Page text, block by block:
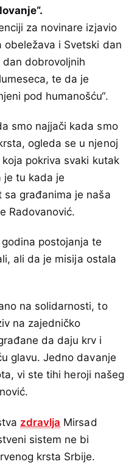
za novinare izjavio
i Svetski dan
dobrovoljnih
te da je
pod humanošću“.
smo najjači kada smo
ogleda se u njenoj
pokriva svaki kutak
je tu kada je
sa građanima je naša
Radovanović.
postojanja te
ali da je misija ostala
na solidarnosti, to
na zajedničko
da daju krv i
glavu. Jedno davanje
vi ste tihi heroji našeg
zdravlja Mirsad
sistem ne bi
krsta Srbije.